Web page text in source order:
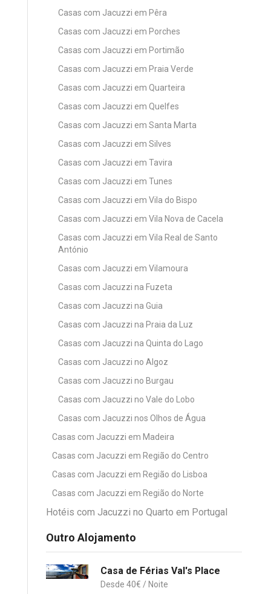
Casas com Jacuzzi em Pêra
Casas com Jacuzzi em Porches
Casas com Jacuzzi em Portimão
Casas com Jacuzzi em Praia Verde
Casas com Jacuzzi em Quarteira
Casas com Jacuzzi em Quelfes
Casas com Jacuzzi em Santa Marta
Casas com Jacuzzi em Silves
Casas com Jacuzzi em Tavira
Casas com Jacuzzi em Tunes
Casas com Jacuzzi em Vila do Bispo
Casas com Jacuzzi em Vila Nova de Cacela
Casas com Jacuzzi em Vila Real de Santo
António
Casas com Jacuzzi em Vilamoura
Casas com Jacuzzi na Fuzeta
Casas com Jacuzzi na Guia
Casas com Jacuzzi na Praia da Luz
Casas com Jacuzzi na Quinta do Lago
Casas com Jacuzzi no Algoz
Casas com Jacuzzi no Burgau
Casas com Jacuzzi no Vale do Lobo
Casas com Jacuzzi nos Olhos de Água
Casas com Jacuzzi em Madeira
Casas com Jacuzzi em Região do Centro
Casas com Jacuzzi em Região do Lisboa
Casas com Jacuzzi em Região do Norte
Hotéis com Jacuzzi no Quarto em Portugal
Outro Alojamento
Casa de Férias Val's Place
40€